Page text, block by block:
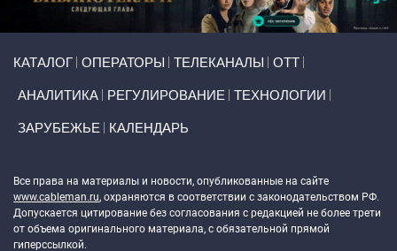
КАТАЛОГ ОПЕРАТОРЫ ТЕЛЕКАНАЛЫ ОТТ
АНАЛИТИКА РЕГУЛИРОВАНИЕ ТЕХНОЛОГИИ
ЗАРУБЕЖЬЕ КАЛЕНДАРЬ
Все права на материалы и новости, опубликованные на сайте
www.cableman.ru, охраняются в соответствии с законодательством РФ.
Допускается цитирование без согласования с редакцией не более трети
от объема оригинального материала, с обязательной прямой
гиперссылкой.